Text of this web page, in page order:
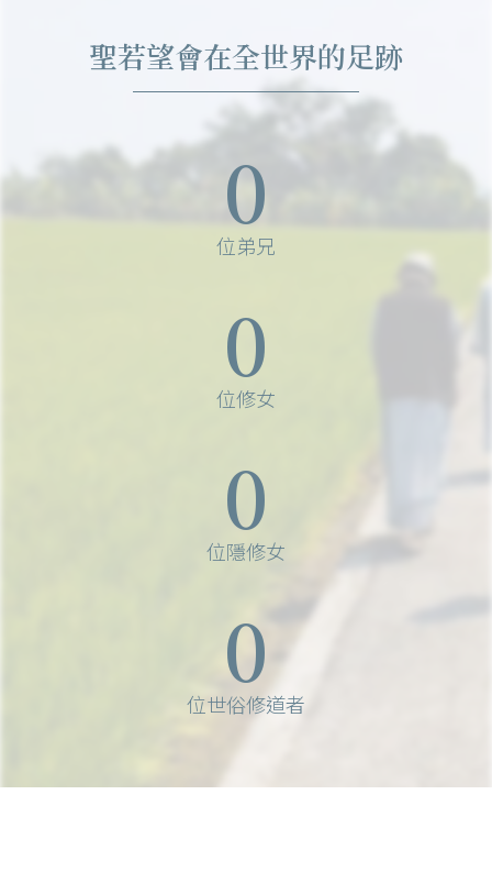
聖若望會在全世界的足跡
位弟兄
0
位修女
0
位隱修女
0
位世俗修道者
0